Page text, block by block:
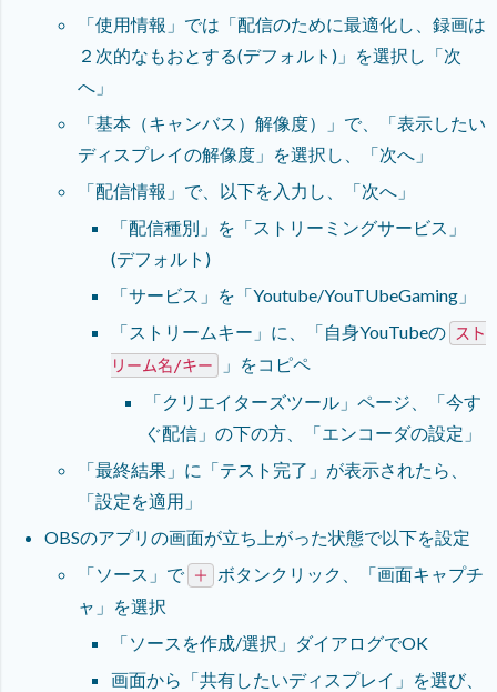
「使用情報」では「配信のために最適化し、録画は
２次的なもおとする(デフォルト)」を選択し「次
へ」
「基本（キャンバス）解像度）」で、「表示したい
ディスプレイの解像度」を選択し、「次へ」
「配信情報」で、以下を入力し、「次へ」
「配信種別」を「ストリーミングサービス」
(デフォルト)
「サービス」を「Youtube/YouTUbeGaming」
「ストリームキー」に、「自身YouTubeの
スト
リーム名/キー
」をコピペ
「クリエイターズツール」ページ、「今す
ぐ配信」の下の方、「エンコーダの設定」
「最終結果」に「テスト完了」が表示されたら、
「設定を適用」
OBSのアプリの画面が立ち上がった状態で以下を設定
「ソース」で ＋
ボタンクリック、「画面キャプチ
ャ」を選択
「ソースを作成/選択」ダイアログでOK
画面から「共有したいディスプレイ」を選び、